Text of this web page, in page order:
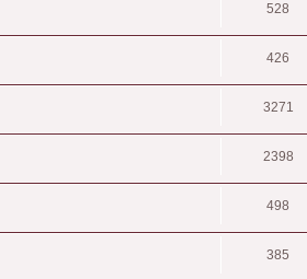
528
426
3271
2398
498
385